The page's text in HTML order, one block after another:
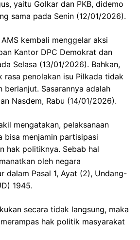
yaitu Golkar dan PKB, didemo
sama pada Senin (12/01/2026).
kembali menggelar aksi
Kantor DPC Demokrat dan
Selasa (13/01/2026). Bahkan,
rasa penolakan isu Pilkada tidak
berlanjut. Sasarannya adalah
Nasdem, Rabu (14/01/2026).
mengatakan, pelaksanaan
bisa menjamin partisipasi
hak politiknya. Sebab hal
oleh negara
dalam Pasal 1, Ayat (2), Undang-
1945.
secara tidak langsung, maka
hak politik masyarakat